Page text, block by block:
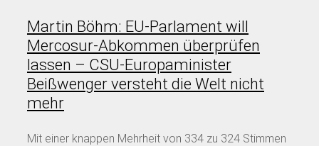
Martin Böhm: EU-Parlament will
Mercosur-Abkommen überprüfen
lassen – CSU-Europaminister
Beißwenger versteht die Welt nicht
mehr
Mit einer knappen Mehrheit von 334 zu 324 Stimmen